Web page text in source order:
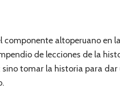
componente altoperuano en
de lecciones de la
tomar la historia para dar